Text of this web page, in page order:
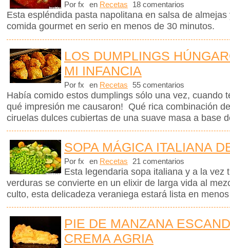
Por fx en Recetas 18 comentarios
Esta espléndida pasta napolitana en salsa de
comida gourmet en serio en menos de 30 minutos.
LOS DUMPLINGS
MI INFANCIA
Por fx en Recetas 55 comentarios
Había comido estos dumplings sólo una vez, cuando
qué impresión me causaron! Qué rica combinación
ciruelas dulces cubiertas de una suave masa a base
SOPA MÁGICA ITALIANA
Por fx en Recetas 21 comentarios
Esta legendaria sopa italiana y a la vez
verduras se convierte en un elixir de larga vida al
culto, esta delicadeza veraniega estará lista en
PIE DE MANZANA
CREMA AGRIA